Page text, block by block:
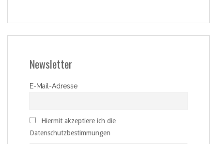
Newsletter
E-Mail-Adresse
Hiermit akzeptiere ich die
Datenschutzbestimmungen